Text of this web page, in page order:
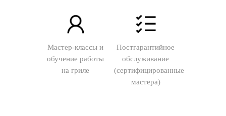
Мастер-классы и
обучение работы
на гриле
Постгарантийное
обслуживание
(сертифицированные
мастера)